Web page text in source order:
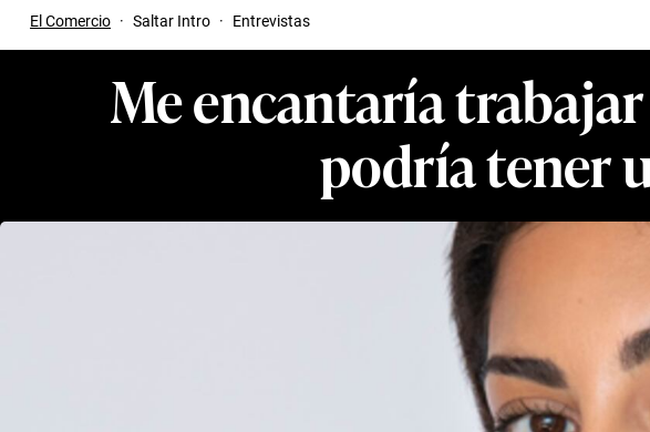
El Comercio · Saltar Intro · Entrevistas
Me encantaría
podría tener